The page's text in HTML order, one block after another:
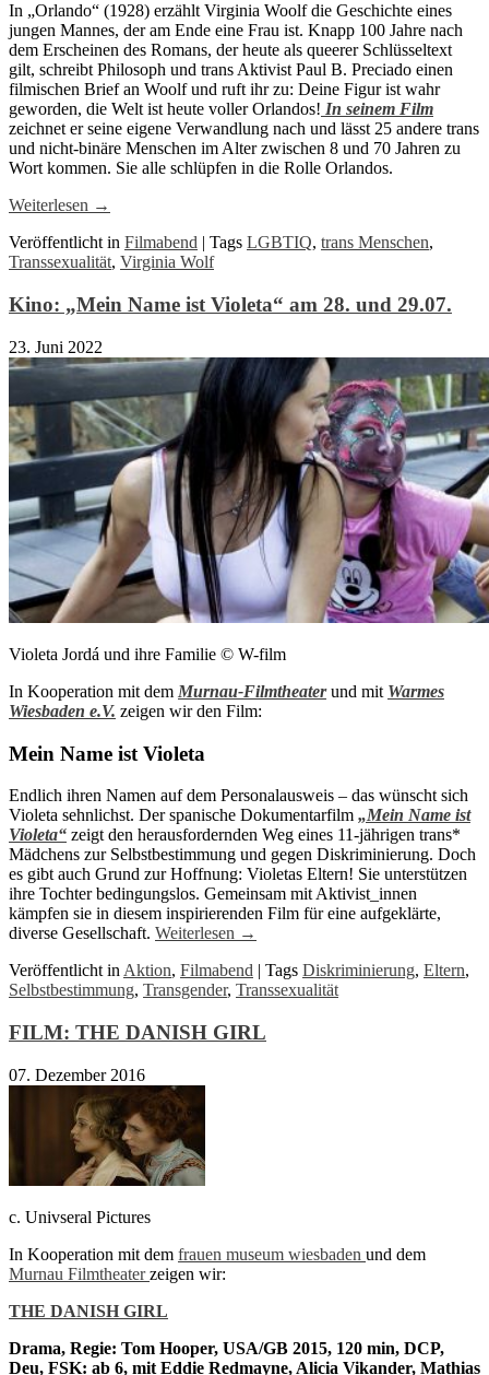
In „Orlando“ (1928) erzählt Virginia Woolf die Geschichte eines
jungen Mannes, der am Ende eine Frau ist. Knapp 100 Jahre nach
dem Erscheinen des Romans, der heute als queerer Schlüsseltext
gilt, schreibt Philosoph und trans Aktivist Paul B. Preciado einen
filmischen Brief an Woolf und ruft ihr zu: Deine Figur ist wahr
geworden, die Welt ist heute voller Orlandos! In seinem Film
zeichnet er seine eigene Verwandlung nach und lässt 25 andere trans
und nicht-binäre Menschen im Alter zwischen 8 und 70 Jahren zu
Wort kommen. Sie alle schlüpfen in die Rolle Orlandos.
Weiterlesen →
Veröffentlicht in Filmabend | Tags LGBTIQ, trans Menschen,
Transsexualität, Virginia Wolf
Kino: „Mein Name ist Violeta“ am 28. und 29.07.
23. Juni 2022
Violeta Jordá und ihre Familie © W-film
In Kooperation mit dem Murnau-Filmtheaterund mit Warmes
Wiesbaden e.V. zeigen wir den Film:
Mein Name ist Violeta
Endlich ihren Namen auf dem Personalausweis – das wünscht sich
Violeta sehnlichst. Der spanische Dokumentarfilm „Mein Name ist
Violeta“ zeigt den herausfordernden Weg eines 11-jährigen trans*
Mädchens zur Selbstbestimmung und gegen Diskriminierung. Doch
es gibt auch Grund zur Hoffnung: Violetas Eltern! Sie unterstützen
ihre Tochter bedingungslos. Gemeinsam mit Aktivist_innen
kämpfen sie in diesem inspirierenden Film für eine aufgeklärte,
diverse Gesellschaft. Weiterlesen →
Veröffentlicht in Aktion, Filmabend | Tags Diskriminierung, Eltern,
Selbstbestimmung, Transgender, Transsexualität
FILM: THE DANISH GIRL
07. Dezember 2016
c. Univseral Pictures
In Kooperation mit dem frauen museum wiesbaden und dem
Murnau Filmtheaterzeigen wir:
THE DANISH GIRL
Drama, Regie: Tom Hooper, USA/GB 2015, 120 min, DCP,
Deu, FSK: ab 6, mit Eddie Redmayne, Alicia Vikander, Mathias